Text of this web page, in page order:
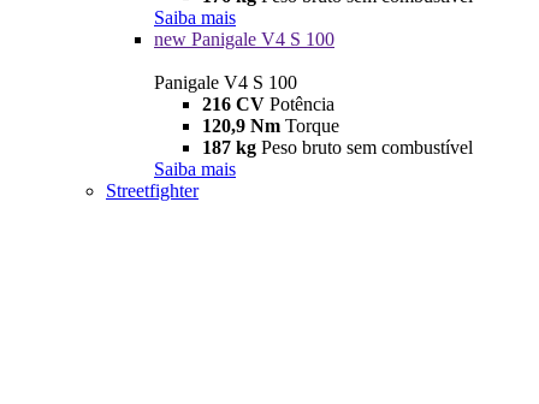
Saiba mais
new Panigale V4 S 100
Panigale V4 S 100
216 CV Potência
120,9 Nm Torque
187 kg Peso bruto sem combustível
Saiba mais
Streetfighter